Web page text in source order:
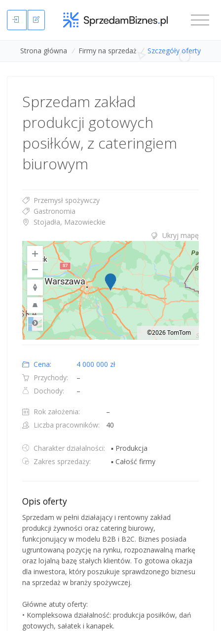
Strona główna / Firmy na sprzedaż / Szczegóły oferty
Sprzedam zakład
produkcji gotowych
posiłków, z cateringiem
biurowym
Przemysł spożywczy
Gastronomia
Stojadła, Mazowieckie
Ukryj mapę
Road
©2026 TomTom
Cena:
4 000 000 zł
Przychody:
–
Dochody:
–
Rok założenia:
–
Liczba pracowników:
40
Charakter działalności:
▪ Produkcja
Zakres sprzedaży:
▪ Całość firmy
Opis oferty
Sprzedam w pełni działający i rentowny zakład
produkcji żywności oraz catering biurowy,
funkcjonujący w modelu B2B i B2C. Biznes posiada
ugruntowaną pozycję na rynku, rozpoznawalną markę
oraz lojalną bazę stałych klientów. To gotowa okazja
dla inwestora, który poszukuje sprawdzonego biznesu
na sprzedaż w branży spożywczej.
Główne atuty oferty:
• Kompleksowa działalność: produkcja posiłków, dań
gotowych, sałatek i kanapek.